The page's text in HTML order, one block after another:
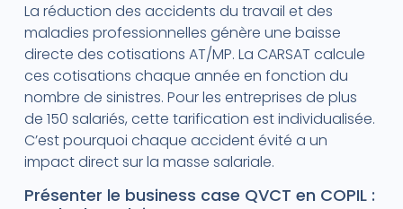
La réduction des accidents du travail et des
maladies professionnelles génère une baisse
directe des cotisations AT/MP. La CARSAT calcule
ces cotisations chaque année en fonction du
nombre de sinistres. Pour les entreprises de plus
de 150 salariés, cette tarification est individualisée.
C’est pourquoi chaque accident évité a un
impact direct sur la masse salariale.
Présenter le business case QVCT en COPIL :